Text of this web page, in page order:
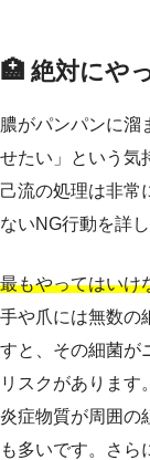
🏥 絶対にや
膿がパンパンに溜
せたい」という気
己流の処理は非常
ないNG行動を詳
最もやってはいけ
手や爪には無数の
すと、その細菌が
リスクがあります
炎症物質が周囲の
も多いです。さら